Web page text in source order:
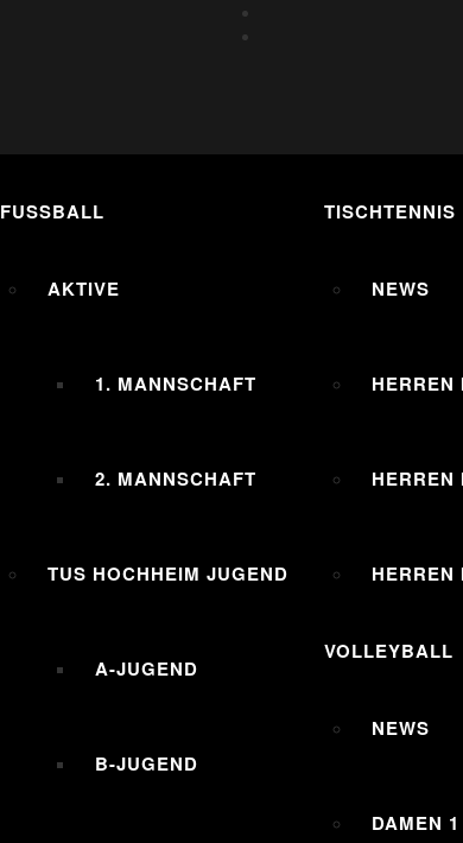
FUSSBALL
AKTIVE
1. MANNSCHAFT
2. MANNSCHAFT
TUS HOCHHEIM JUGEND
A-JUGEND
B-JUGEND
TISCHTENNIS
NEWS
HERREN
HERREN
HERREN
VOLLEYBALL
NEWS
DAMEN 1